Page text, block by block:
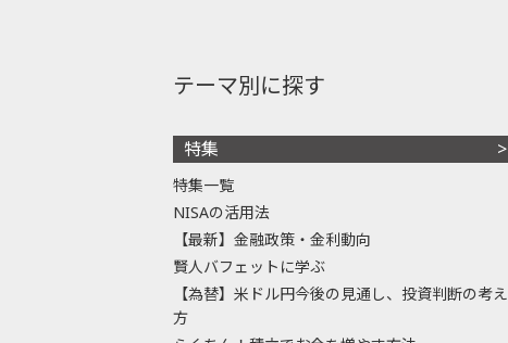
テーマ別に探す
特集
特集一覧
NISAの活用法
【最新】金融政策・金利動向
賢人バフェットに学ぶ
【為替】米ドル円今後の見通し、投資判断の考え
方